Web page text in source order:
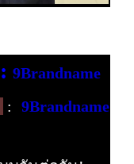
: 9Brandname
: 9Brandname